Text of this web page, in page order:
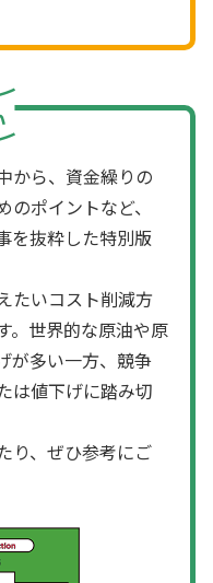
から、資金繰りの
ポイントなど、
を抜粋した特別版
たいコスト削減方
。世界的な原油や原
が多い一方、競争
は値下げに踏み切
り、ぜひ参考にご